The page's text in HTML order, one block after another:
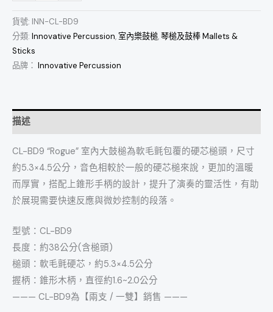
貨號: INN-CL-BD9
分類: Innovative Percussion,室內樂鼓槌,琴槌及鼓棒 Mallets &
Sticks
品牌： Innovative Percussion
描述
CL-BD9 “Rogue” 室內大鼓槌為軟毛氈包覆的硬芯槌頭，尺寸
約5.3×4.5公分，音色相較於一般的硬芯槌來說，更加的溫暖
而厚實，搭配上錐形手柄的設計，提升了演奏的靈活性，有助
於展現需要快速反應與微妙控制的段落。
型號：CL-BD9
長度：約38公分(含槌頭)
槌頭：軟毛氈硬芯，約5.3×4.5公分
握柄：錐形木柄，直徑約1.6~2.0公分
——— CL-BD9為【兩支 / 一雙】銷售 ———